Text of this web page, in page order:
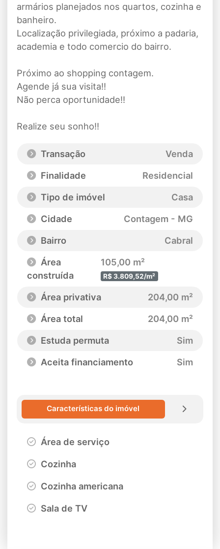
armários planejados nos quartos, cozinha e
banheiro.
Localização privilegiada, próximo a padaria,
academia e todo comercio do bairro.
Próximo ao shopping contagem.
Agende já sua visita!!
Não perca oportunidade!!
Realize seu sonho!!
Transação
Venda
Finalidade
Residencial
Tipo de imóvel
Casa
Cidade
Contagem - MG
Bairro
Cabral
Área
construída
105,00 m²
R$ 3.809,52/m²
Área privativa
204,00 m²
Área total
204,00 m²
Estuda permuta
Sim
Aceita financiamento
Sim
Características do imóvel
Área de serviço
Cozinha
Cozinha americana
Sala de TV